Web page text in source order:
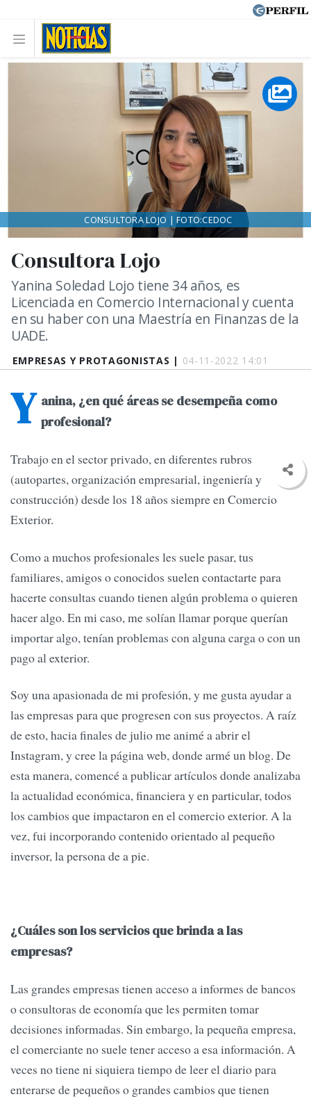
EMPRESAS Y PROTAGONISTAS | 04-11-2022 14:01
Consultora Lojo
Yanina Soledad Lojo tiene 34 años, es
Licenciada en Comercio Internacional y cuenta
en su haber con una Maestría en Finanzas de la
UADE.
CONSULTORA LOJO | FOTO:CEDOC
Y anina, ¿en qué áreas se desempeña como
profesional?
Trabajo en el sector privado, en diferentes rubros
(autopartes, organización empresarial, ingeniería y
construcción) desde los 18 años siempre en Comercio
Exterior.
Como a muchos profesionales les suele pasar, tus
familiares, amigos o conocidos suelen contactarte para
hacerte consultas cuando tienen algún problema o quieren
hacer algo. En mi caso, me solían llamar porque querían
importar algo, tenían problemas con alguna carga o con un
pago al exterior.
Soy una apasionada de mi profesión, y me gusta ayudar a
las empresas para que progresen con sus proyectos. A raíz
de esto, hacia finales de julio me animé a abrir el
Instagram, y cree la página web, donde armé un blog. De
esta manera, comencé a publicar artículos donde analizaba
la actualidad económica, financiera y en particular, todos
los cambios que impactaron en el comercio exterior. A la
vez, fui incorporando contenido orientado al pequeño
inversor, la persona de a pie.
¿Cuáles son los servicios que brinda a las
empresas?
Las grandes empresas tienen acceso a informes de bancos
o consultoras de economía que les permiten tomar
decisiones informadas. Sin embargo, la pequeña empresa,
el comerciante no suele tener acceso a esa información. A
veces no tiene ni siquiera tiempo de leer el diario para
enterarse de pequeños o grandes cambios que tienen